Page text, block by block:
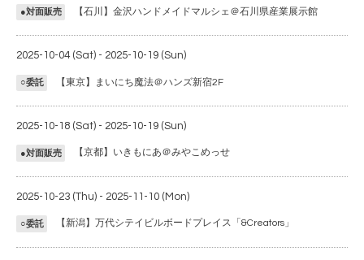
●対面販売 【石川】金沢ハンドメイドマルシェ＠石川県産業展示館
2025-10-04 (Sat) - 2025-10-19 (Sun)
○委託 【東京】まいにち魔法＠ハンズ新宿2F
2025-10-18 (Sat) - 2025-10-19 (Sun)
●対面販売 【京都】いきもにあ＠みやこめっせ
2025-10-23 (Thu) - 2025-11-10 (Mon)
○委託 【新潟】万代シテイビルボードプレイス「&Creators」